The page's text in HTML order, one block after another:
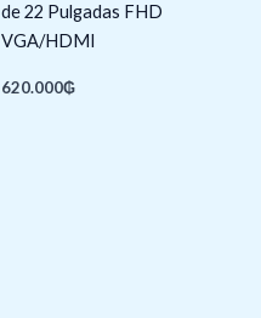
de 22 Pulgadas FHD
VGA/HDMI
620.000₲